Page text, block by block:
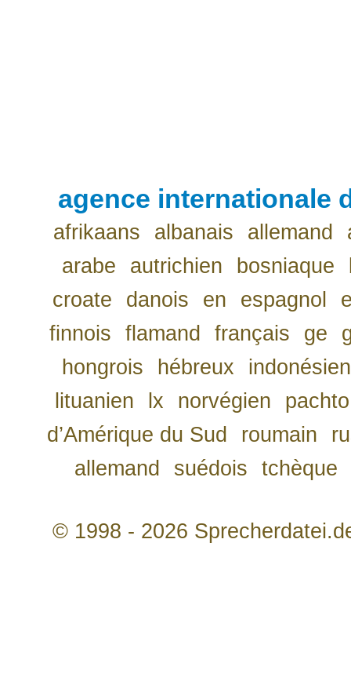
agence internationale
afrikaans albanais allemand
arabe
autrichien bosniaque
croate
danois en espagnol
finnois
flamand français ge
hongrois
hébreux
indonésien
lituanien
lx norvégien
pachto
d’Amérique du Sud
roumain
allemand
suédois tchèque
© 1998 - 2026